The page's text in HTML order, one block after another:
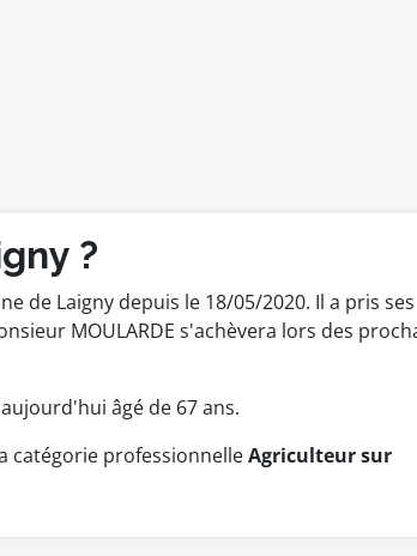
?
de Laigny depuis le 18/05/2020. Il a pris ses
MOULARDE s'achèvera lors des
âgé de 67 ans.
catégorie professionnelleAgriculteur sur